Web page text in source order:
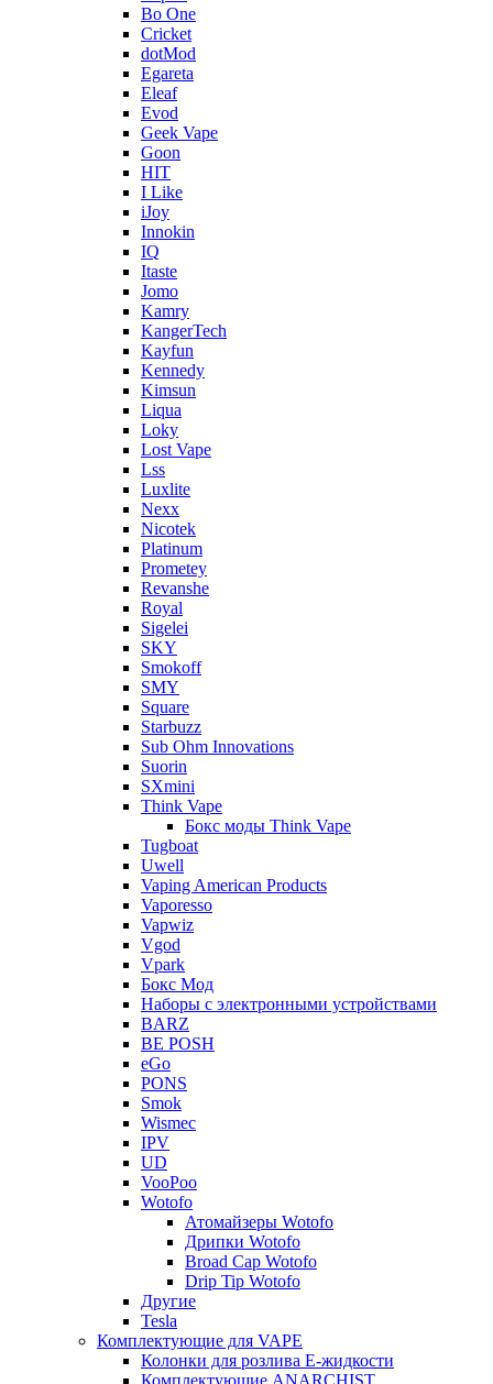
Bo One
Cricket
dotMod
Egareta
Eleaf
Evod
Geek Vape
Goon
HIT
I Like
iJoy
Innokin
IQ
Itaste
Jomo
Kamry
KangerTech
Kayfun
Kennedy
Kimsun
Liqua
Loky
Lost Vape
Lss
Luxlite
Nexx
Nicotek
Platinum
Prometey
Revanshe
Royal
Sigelei
SKY
Smokoff
SMY
Square
Starbuzz
Sub Ohm Innovations
Suorin
SXmini
Think Vape
Бокс моды Think Vape
Tugboat
Uwell
Vaping American Products
Vaporesso
Vapwiz
Vgod
Vpark
Бокс Мод
Наборы с электронными устройствами
BARZ
BE POSH
eGo
PONS
Smok
Wismec
IPV
UD
VooPoo
Wotofo
Атомайзеры Wotofo
Дрипки Wotofo
Broad Cap Wotofo
Drip Tip Wotofo
Другие
Tesla
Комплектующие для VAPE
Колонки для розлива Е-жидкости
Комплектующие ANARCHIST